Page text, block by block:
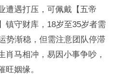
遭遇打压，可佩戴【五帝
镇守财库，18岁至35岁者需
势渐稳，但需注意团队停滞
肖马相冲，易因小事争吵，
旺姻缘。